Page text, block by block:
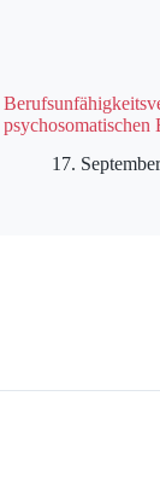
psychosomatischen
17.